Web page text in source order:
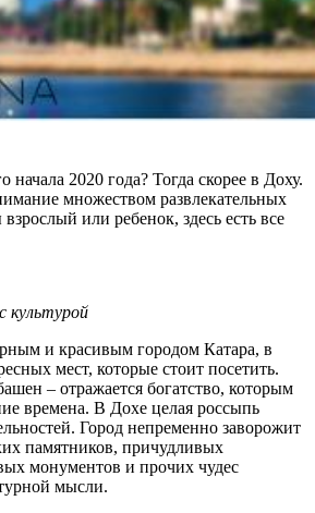
начала 2020 года? Тогда скорее в Доху.
множеством развлекательных
или ребенок, здесь есть все
культурой
и красивым городом Катара, в
мест, которые стоит посетить.
– отражается богатство, которым
времена. В Дохе целая россыпь
Город непременно заворожит
памятников, причудливых
монументов и прочих чудес
мысли.